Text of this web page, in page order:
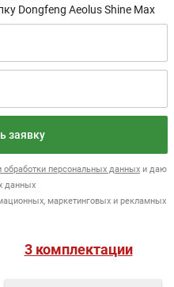
Dongfeng Aeolus Shine Max
заявку
обработки персональных данных и даю
данных
маркетинговых и рекламных
3 комплектации